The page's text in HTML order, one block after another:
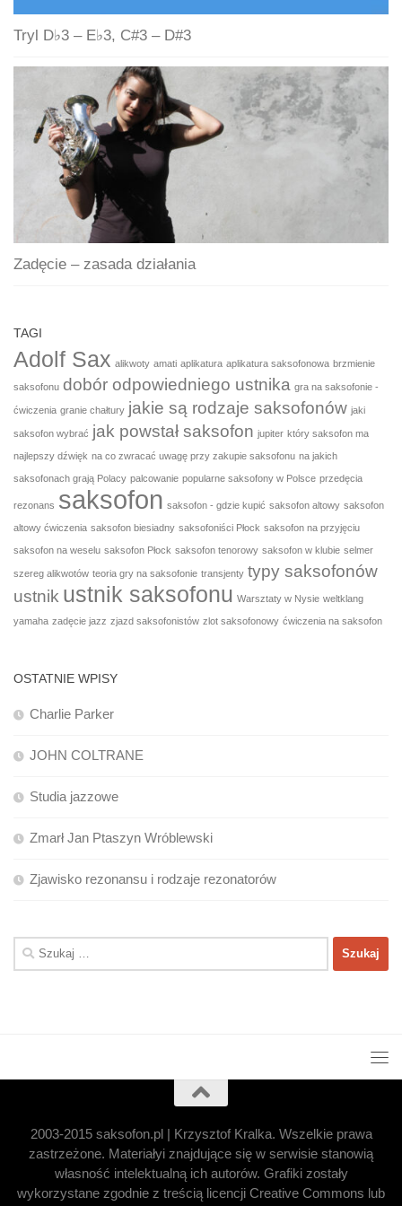
Tryl D♭3 – E♭3, C#3 – D#3
Zadęcie – zasada działania
TAGI
Adolf Sax alikwoty amati aplikatura aplikatura saksofonowa brzmienie
saksofonu dobór odpowiedniego ustnika gra na saksofonie -
ćwiczenia granie chałtury jakie są rodzaje saksofonów jaki
saksofon wybrać jak powstał saksofon jupiter który saksofon ma
najlepszy dźwięk na co zwracać uwagę przy zakupie saksofonu na jakich
saksofonach grają Polacy palcowanie popularne saksofony w Polsce przedęcia
rezonans saksofon saksofon - gdzie kupić saksofon altowy saksofon
altowy ćwiczenia saksofon biesiadny saksofoniści Płock saksofon na przyjęciu
saksofon na weselu saksofon Płock saksofon tenorowy saksofon w klubie selmer
szereg alikwotów teoria gry na saksofonie transjenty typy saksofonów
ustnik ustnik saksofonu Warsztaty w Nysie weltklang
yamaha zadęcie jazz zjazd saksofonistów zlot saksofonowy ćwiczenia na saksofon
OSTATNIE WPISY
Charlie Parker
JOHN COLTRANE
Studia jazzowe
Zmarł Jan Ptaszyn Wróblewski
Zjawisko rezonansu i rodzaje rezonatorów
Szukaj:
2003-2015 saksofon.pl | Krzysztof Kralka. Wszelkie prawa
zastrzeżone. Materiałyi znajdujące się w serwisie stanowią
własność intelektualną ich autorów. Grafiki zostały
wykorzystane zgodnie z treścią licencji Creative Commons lub